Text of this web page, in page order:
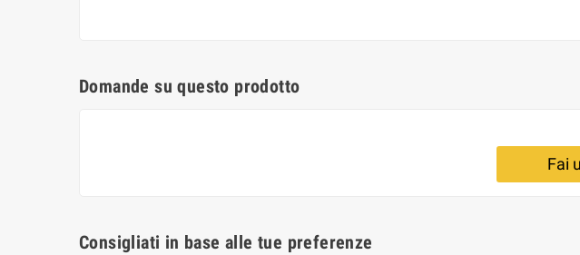
Domande su questo prodotto
Fai
Consigliati in base alle tue preferenze